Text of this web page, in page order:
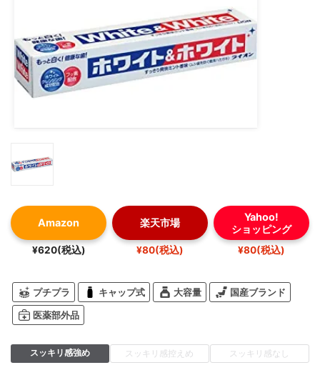
Amazon
¥620(税込)
楽天市場
¥80(税込)
Yahoo!
ショッピング
¥80(税込)
プチプラ キャップ式 大容量 国産ブランド
医薬部外品
スッキリ感強め スッキリ感控えめ スッキリ感なし